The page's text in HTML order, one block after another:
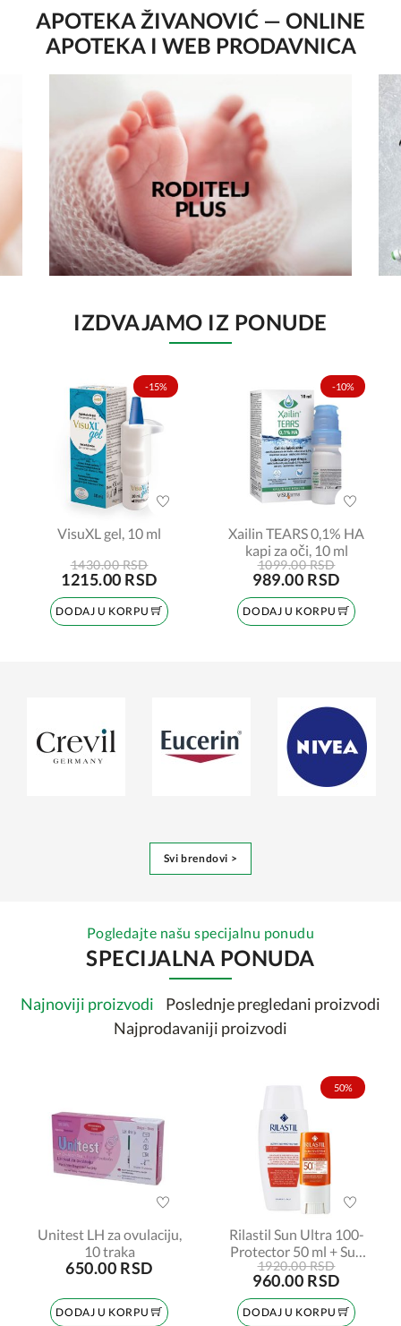
APOTEKA ŽIVANOVIĆ — ONLINE
APOTEKA I WEB PRODAVNICA
IZDVAJAMO IZ PONUDE
-15%
VisuXL gel, 10 ml
1430.00 RSD
1215.00 RSD
DODAJ U KORPU
-10%
Xailin TEARS 0,1% HA
kapi za oči, 10 ml
1099.00 RSD
989.00 RSD
DODAJ U KORPU
Svi brendovi >
Pogledajte našu specijalnu ponudu
SPECIJALNA PONUDA
Najnoviji proizvodi
Poslednje pregledani proizvodi
Najprodavaniji proizvodi
Unitest LH za ovulaciju,
10 traka
650.00 RSD
DODAJ U KORPU
50%
Rilastil Sun Ultra 100-
Protector 50 ml + Sun
stik SPF50 8,5 ml
PROMO
1920.00 RSD
960.00 RSD
DODAJ U KORPU